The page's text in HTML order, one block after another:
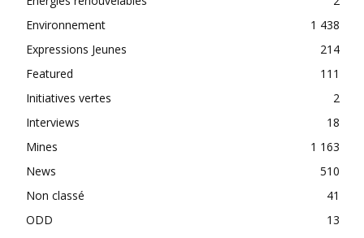
Environnement
1 438
Expressions Jeunes
214
Featured
111
Initiatives vertes
2
Interviews
18
Mines
1 163
News
510
Non classé
41
ODD
13